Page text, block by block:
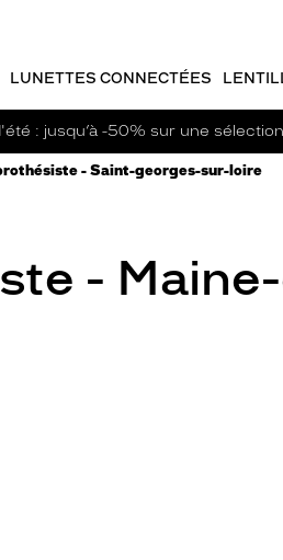
LUNETTES CONNECTÉES
: jusqu’à -50% sur une
- Saint-georges-sur-loire
-